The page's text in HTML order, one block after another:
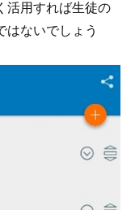
活用すれば生徒の
はないでしょう